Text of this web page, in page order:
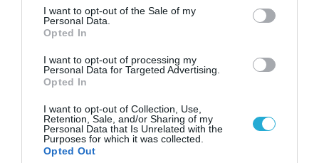
consent section.
I want to opt-out of the Sale of my
Personal Data.
Opted In
I want to opt-out of processing my
Personal Data for Targeted Advertising.
Opted In
I want to opt-out of Collection, Use,
Retention, Sale, and/or Sharing of my
Personal Data that Is Unrelated with the
Purposes for which it was collected.
Opted Out
27.05.2026 15:01
Επιστήμονες δημιούργησαν φορητό
«αυτοκόλλητο» υπερήχων για συνεχή
παρακολούθηση του εμβρύου